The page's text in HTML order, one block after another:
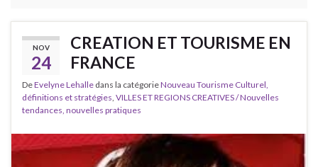
NOV
24
CREATION ET TOURISME EN
FRANCE
DeEvelyne Lehalle dans la catégorieNouveau Tourisme Culturel,
définitions et stratégies, VILLES ET REGIONS CREATIVES / Nouvelles
tendances, nouvelles pratiques